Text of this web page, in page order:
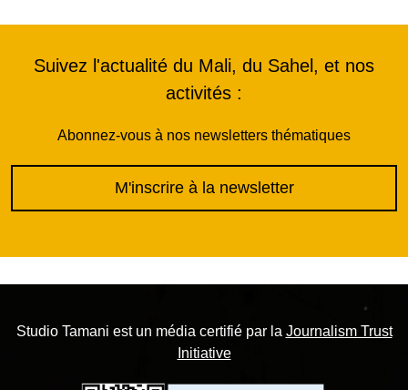
Suivez l'actualité du Mali, du Sahel, et nos
activités :
Abonnez-vous à nos newsletters thématiques
M'inscrire à la newsletter
Studio Tamani est un média certifié par la Journalism Trust
Initiative